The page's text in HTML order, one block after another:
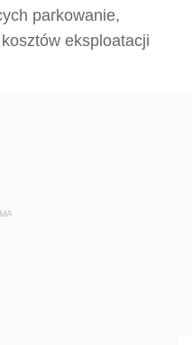
parkowanie,
eksploatacji